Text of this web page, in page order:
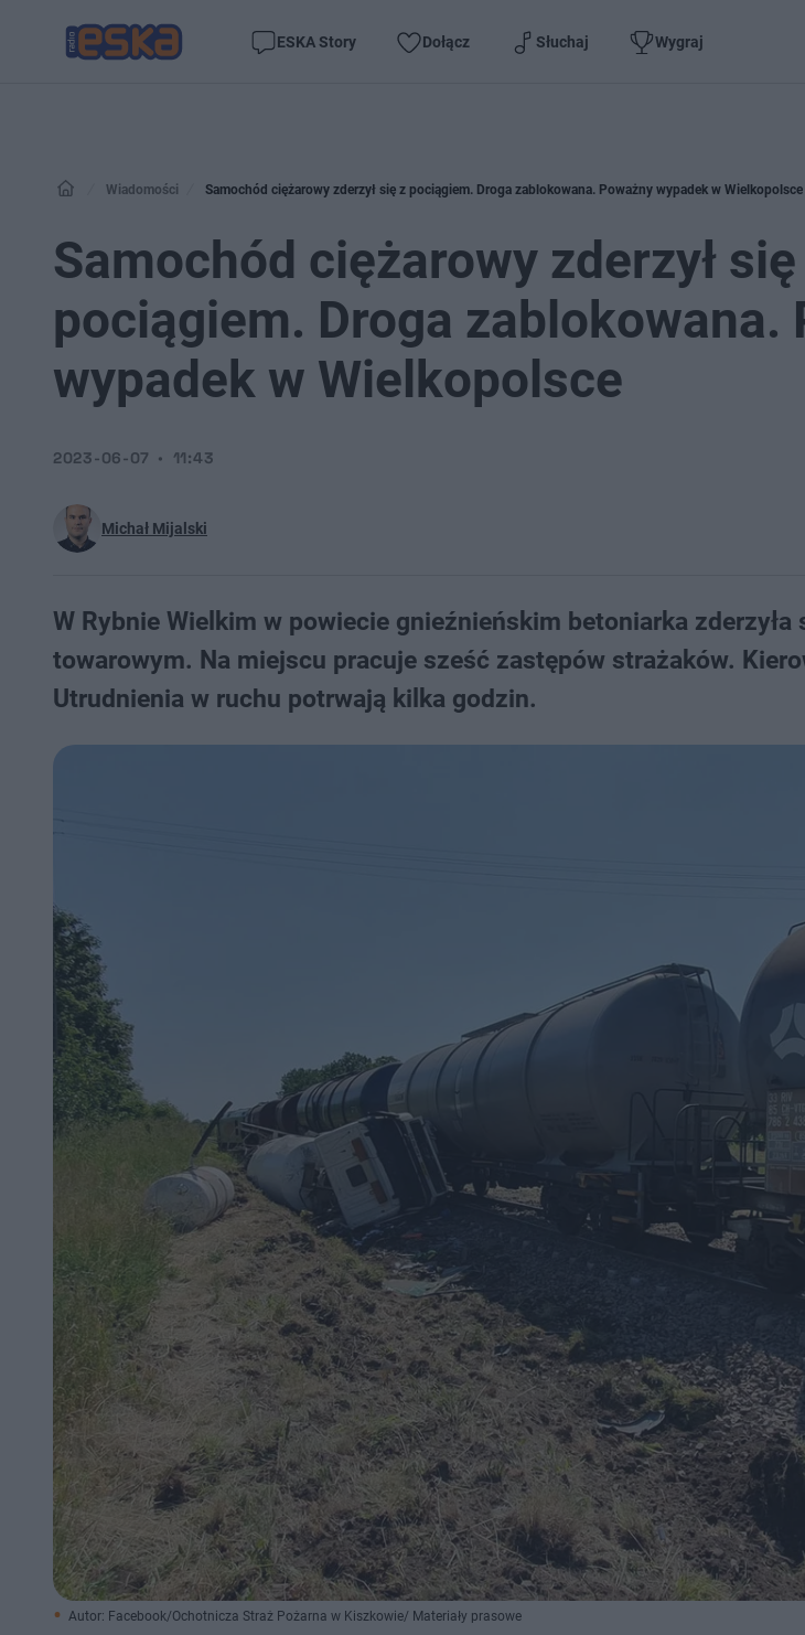
ESKA Story Dołącz Słuchaj Wygraj
Wiadomości Samochód ciężarowy zderzył się z pociągiem. Droga zablokowana. Poważny wypadek w Wielkopolsce
Samochód ciężarowy zderzył
pociągiem. Droga zablokowana.
wypadek w Wielkopolsce
Michał Mijalski
2023-06-07 11:43
W Rybnie Wielkim w powiecie gnieźnieńskim betoniarka zderzyła
towarowym. Na miejscu pracuje sześć zastępów strażaków.
Utrudnienia w ruchu potrwają kilka godzin.
Autor: Facebook/Ochotnicza Straż Pożarna w Kiszkowie/ Materiały prasowe